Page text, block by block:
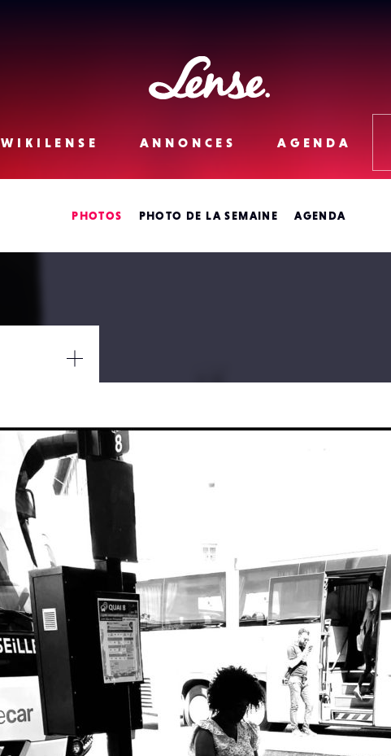
Lense
WIKILENSE ANNONCES AGENDA
PHOTOS PHOTO DE LA SEMAINE AGENDA
0 mm
03 juin 2022
/